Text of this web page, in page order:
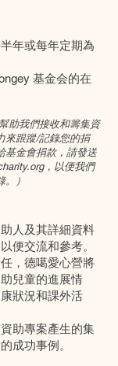
年或每年定期為
基金会的在
助我們接收和籌集資
來跟蹤/記錄您的捐
基金會捐款，請發送
，以便我們
）
人及其詳細資料
便交流和參考。
，德噶愛心營將
兒童的進展情
狀況和課外活
助專案產生的集
成功事例。